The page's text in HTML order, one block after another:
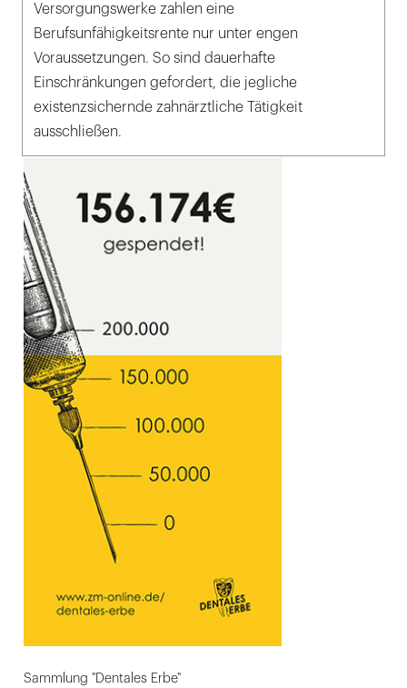
Versorgungswerke zahlen eine
Berufsunfähigkeitsrente nur unter engen
Voraussetzungen. So sind dauerhafte
Einschränkungen gefordert, die jegliche
existenzsichernde zahnärztliche Tätigkeit
ausschließen.
Sammlung "Dentales Erbe"